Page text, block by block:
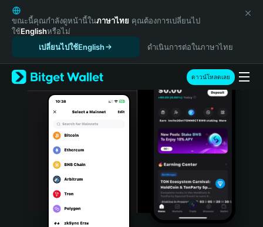
English
日本語
Tiếng Việt
Español (Latinoamérica)
Türkçe
Italiano
Português (Portugal)
Bahasa Indonesia
ขณะนี้คุณกำลังดูหน้านี้ในภาษาไทย คุณต้องการเปลี่ยนไป
ใช้Englishหรือไม่
เปลี่ยนไปใช้English
ดำเนินการต่อในภาษาไทย
ดาวน์โหลดเลย